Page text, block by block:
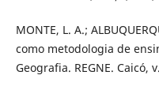
MONTE, L. A.;
como metodologia de
Geografia. REGNE. Caicó,